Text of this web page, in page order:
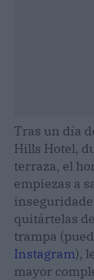
Tras un día
Hills Hotel,
terraza, el
empiezas a
quitártelas
trampa
Instagram),
mayor